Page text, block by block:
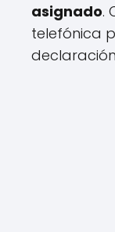
asignado.
telefónica